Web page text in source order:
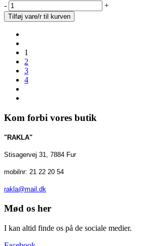
-
+
1
2
3
4
Kom forbi vores butik
"RAKLA"
Stisagervej 31, 7884 Fur
mobilnr: 21 22 20 54
rakla@mail.dk
Mød os her
I kan altid finde os på de sociale medier.